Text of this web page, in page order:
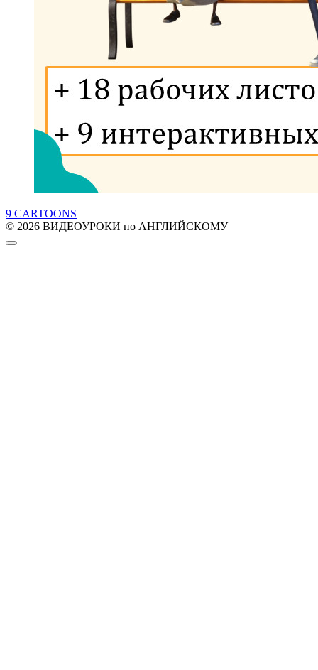
9 CARTOONS
© 2026 ВИДЕОУРОКИ по АНГЛИЙСКОМУ